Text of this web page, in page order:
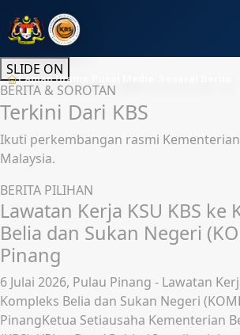
Laman Utama
Berita SPLWPK terkini
SLIDE ON
BERITA & SOROTAN
Terkini Dari KBS
Ikuti perkembangan rasmi
Malaysia.
BERITA PILIHAN
Lawatan Kerja KSU KBS ke
Belia dan Sukan Negeri
Pinang
6 Julai 2026, Pulau Pinang - Lawatan
Kompleks Belia dan Sukan Negeri
PinangKetua Setiausaha Kementerian